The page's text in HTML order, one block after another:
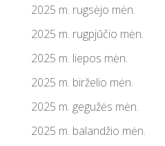
2025 m. rugsėjo mėn.
2025 m. rugpjūčio mėn.
2025 m. liepos mėn.
2025 m. birželio mėn.
2025 m. gegužės mėn.
2025 m. balandžio mėn.